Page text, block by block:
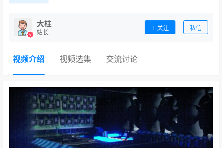
大柱
站长
关注 私信
视频介绍 视频选集 交流讨论